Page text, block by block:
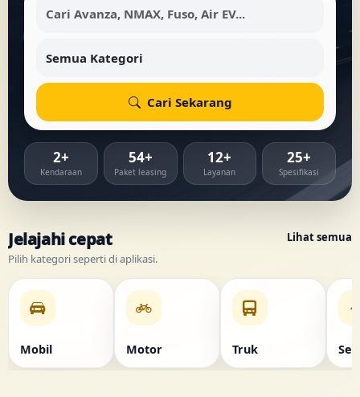
Cari Sekarang
2+
Kendaraan
54+
Paket leasing
12+
Layanan
25+
Spesifikasi
Jelajahi cepat
Pilih kategori seperti di aplikasi.
Lihat semua
Mobil Motor Truk